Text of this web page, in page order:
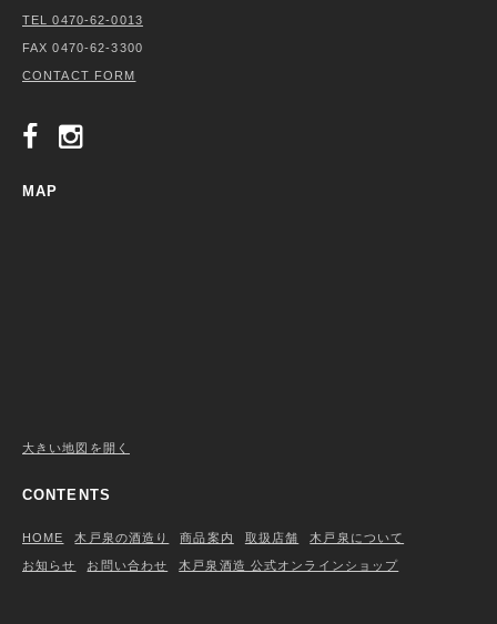
TEL 0470-62-0013
FAX 0470-62-3300
CONTACT FORM
MAP
大きい地図を開く
CONTENTS
HOME 木戸泉の酒造り 商品案内 取扱店舗 木戸泉について
お知らせ お問い合わせ 木戸泉酒造 公式オンラインショップ